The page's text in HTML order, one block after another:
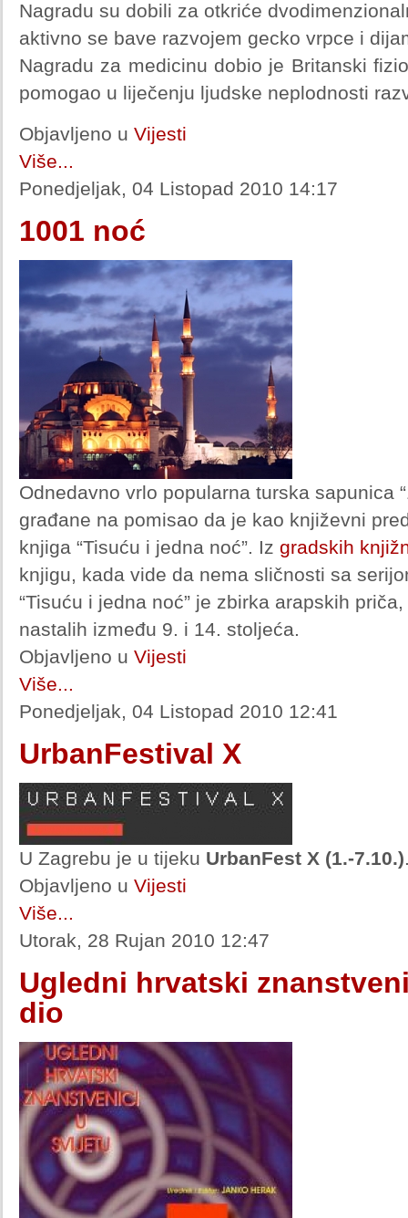
Nagradu su dobili za otkriće
aktivno se bave razvojem gecko vrpce i
Nagradu za medicinu dobio je Britanski
pomogao u liječenju ljudske neplodnosti
Objavljeno u Vijesti
Više...
Ponedjeljak, 04 Listopad 2010 14:17
1001 noć
Odnedavno vrlo popularna turska sapunica
građane na pomisao da je kao književni
knjiga “Tisuću i jedna noć”. Iz gradskih
knjigu, kada vide da nema sličnosti sa
“Tisuću i jedna noć” je zbirka arapskih
nastalih između 9. i 14. stoljeća.
Objavljeno u Vijesti
Više...
Ponedjeljak, 04 Listopad 2010 12:41
UrbanFestival X
U Zagrebu je u tijeku UrbanFest X (1.-7.10.)
Objavljeno u Vijesti
Više...
Utorak, 28 Rujan 2010 12:47
Ugledni hrvatski
dio